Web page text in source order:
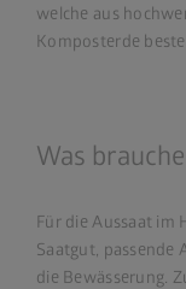
welche aus
Komposterde
Was
Für die Aussaat im
Saatgut, passende
die Bewässerung.